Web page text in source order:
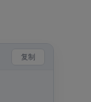
复制